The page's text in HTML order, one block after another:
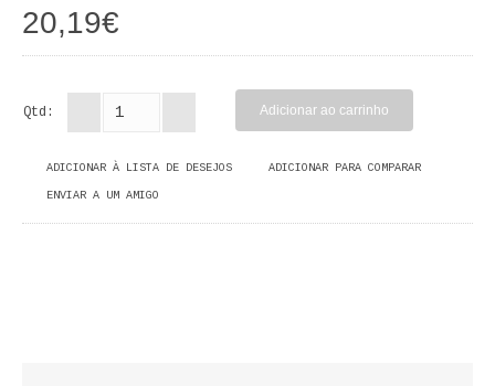
COLEÇÃO RAÍZES
ARQUITECTURA
ARTE
CADERNOS HUMANITAS
20,19€
Qtd:
ADICIONAR À LISTA DE DESEJOS ADICIONAR PARA COMPARAR
ENVIAR A UM AMIGO